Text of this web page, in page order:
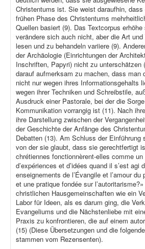
Christentums ist. Sie weist daraufhin,
frühen Phase des Christentums
Quellen basiert (9). Das Textcorpus
verändere sich auch nicht, aber die Art
lesen und zu behandeln variiere (9).
der Archäologie (Einrichtungen der
Inschriften, Papyri) nicht zu unterschätzen
darauf aufmerksam zu machen, dass man
nicht nur wegen ihres Informationsgehalts
wegen ihrer Techniken und Schreibstile,
Ausdruck einer Pastorale, bei der die
Kommunikation vorrangig ist (11). Nach
ihre Darstellung zwischen der
der Geschichte der Anfänge des
Debatten (13). Am Schluss der Einführung
von der sie glaubt, dass sie gerechtfertigt
chrétiennes fonctionnèrent-elles comme un
d’expériences et d’idées quand il s’est agi
enseignements de l’Évangile et l’amour
et une pratique fondée sur
christlichen Hausgemeinschaften wie ein
Labor für Ideen, als es darum ging, die
Evangeliums und die Nächstenliebe mit
Praxis zu konfrontieren, die auf einem
(15) (Diese Übersetzungen und die
stammen vom Rezensenten).